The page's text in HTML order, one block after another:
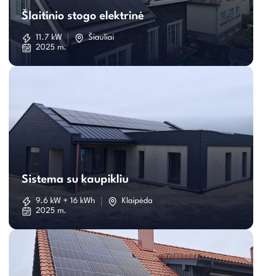
stogo
elektrinė
Šlaitinio stogo elektrinė
11.7 kW
Šiauliai
2025 m.
Sistema
su
kaupikliu
Sistema su kaupikliu
9.6 kW + 16 kWh
Klaipėda
2025 m.